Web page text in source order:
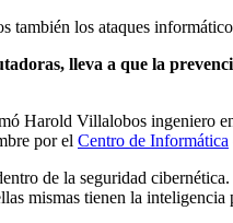
también los ataques
lleva a que la
Harold Villalobos ingeniero
por el Centro de Informática
de la seguridad cibernética.
mismas tienen la